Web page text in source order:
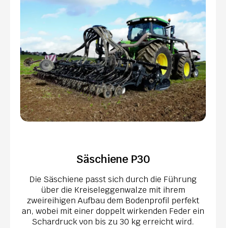
Säschiene P30
Die Säschiene passt sich durch die Führung
über die Kreiseleggenwalze mit ihrem
zweireihigen Aufbau dem Bodenprofil perfekt
an, wobei mit einer doppelt wirkenden Feder ein
Schardruck von bis zu 30 kg erreicht wird.